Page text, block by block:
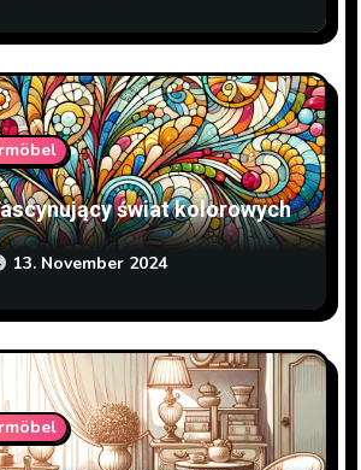
świat kolorowych
13. November 2024